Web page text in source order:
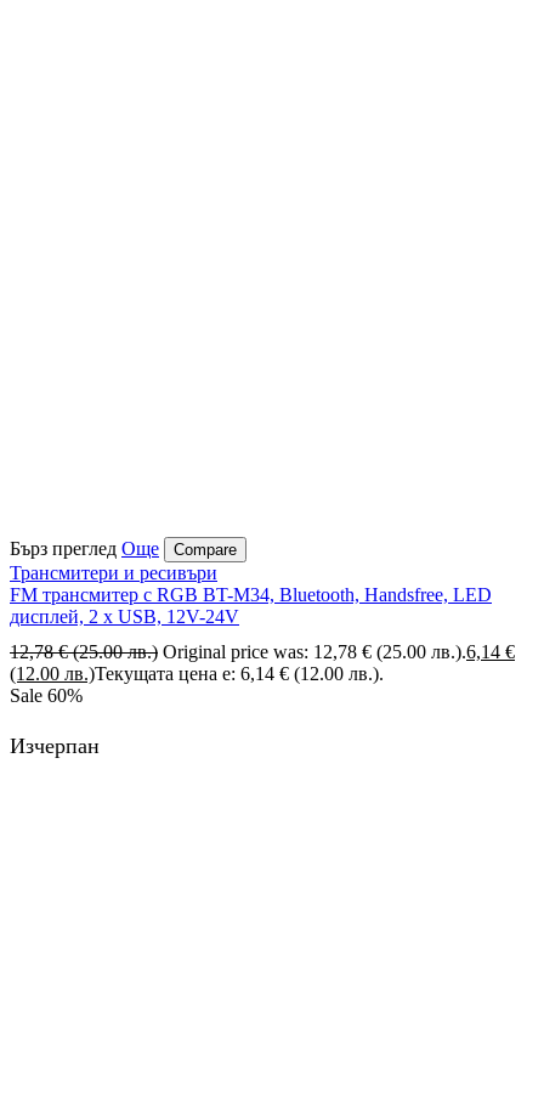
Бърз преглед Още Compare
Трансмитери и ресивъри
FM трансмитер с RGB BT-M34, Bluetooth, Handsfree, LED
дисплей, 2 x USB, 12V-24V
12,78€ (25.00 лв.) Original price was: 12,78 € (25.00 лв.).6,14 €
(12.00 лв.)Текущата цена е: 6,14 € (12.00 лв.).
Sale 60%
Изчерпан